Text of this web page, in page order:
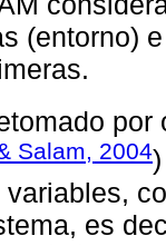
(entorno)
por
Salam, 2004
es